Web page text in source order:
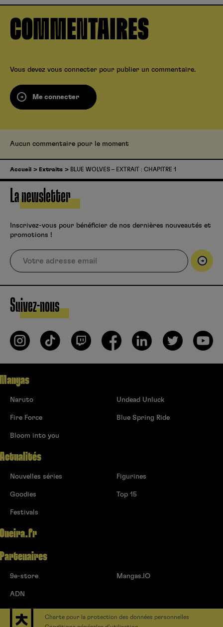
COMMENTAIRES
Vous devez vous connecter pour publier un commentaire.
Me connecter
Aucun commentaire pour le moment
Accueil Extraits BLUE WOLVES – EXTRAIT : CHAPITRE 1
La newsletter
Inscrivez-vous pour bénéficier de nos dernières nouveautés et
promotions !
Suivez-nous
Mangas
Naruto
Fire Force
Bloom into you
Undead Unluck
Blue Spring Ride
Actualités
Nouvelles séries
Goodies
Festivals
Figurines
Top 15
Oneira.fr
Partenaires
9e-store
ADN
Mangas.IO
Charte pour la protection des données personnelles